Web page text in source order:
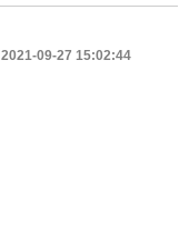
09-27 15:02:44